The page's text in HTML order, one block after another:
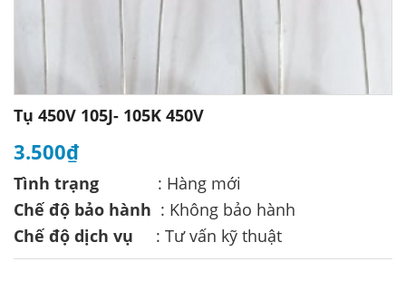
Tụ 450V 105J- 105K 450V
3.500₫
Tình trạng : Hàng mới
Chế độ bảo hành : Không bảo hành
Chế độ dịch vụ
: Tư vấn kỹ thuật